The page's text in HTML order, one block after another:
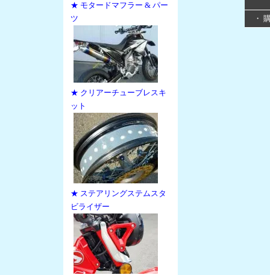
★ モタードマフラー & パー
ツ
★ クリアーチューブレスキ
ット
★ ステアリングステムスタ
ビライザー
・